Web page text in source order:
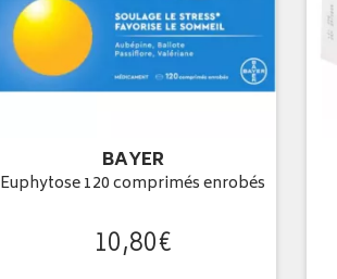
BAYER
Euphytose 120 comprimés enrobés
10,80€